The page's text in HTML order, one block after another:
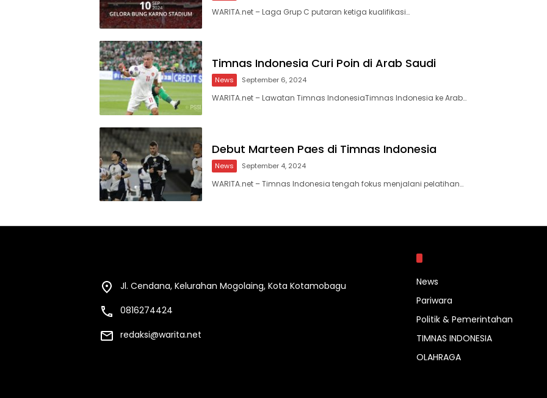
WARITA.net – Laga Grup C putaran ketiga kualifikasi…
Timnas Indonesia Curi Poin di Arab Saudi
News September 6, 2024
WARITA.net – Lawatan Timnas IndonesiaTimnas Indonesia ke Arab…
Debut Marteen Paes di Timnas Indonesia
News September 4, 2024
WARITA.net – Timnas Indonesia tengah fokus menjalani pelatihan…
Jl. Cendana, Kelurahan Mogolaing, Kota Kotamobagu
0816274424
redaksi@warita.net
News
Pariwara
Politik & Pemerintahan
TIMNAS INDONESIA
OLAHRAGA